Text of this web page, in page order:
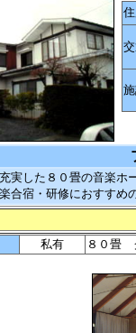
実した８０畳の音楽ホ
合宿・研修におすすめ
私有 ８０畳